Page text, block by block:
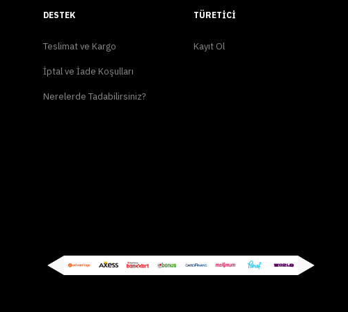
DESTEK
Teslimat ve Kargo
İptal ve İade Koşulları
Nerelerde Tadabilirsiniz?
TÜRETICI
Kayıt Ol